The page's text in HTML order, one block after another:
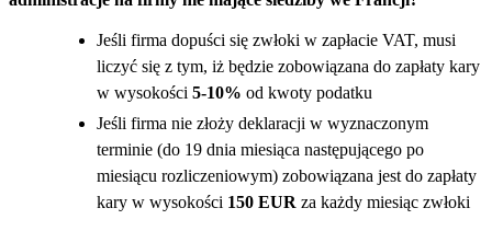
Jeśli firma dopuści się zwłoki w zapłacie VAT, musi
liczyć się z tym, iż będzie zobowiązana do zapłaty kary
w wysokości 5-10% od kwoty podatku
Jeśli firma nie złoży deklaracji w wyznaczonym
terminie (do 19 dnia miesiąca następującego po
miesiącu rozliczeniowym) zobowiązana jest do zapłaty
kary w wysokości 150 EUR za każdy miesiąc zwłoki